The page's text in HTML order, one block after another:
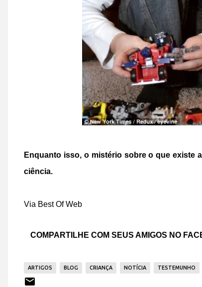
Enquanto isso, o mistério sobre o que existe
ciência.
Via Best Of Web
COMPARTILHE COM SEUS AMIGOS NO
ARTIGOS BLOG CRIANÇA NOTÍCIA TESTEMUNHO